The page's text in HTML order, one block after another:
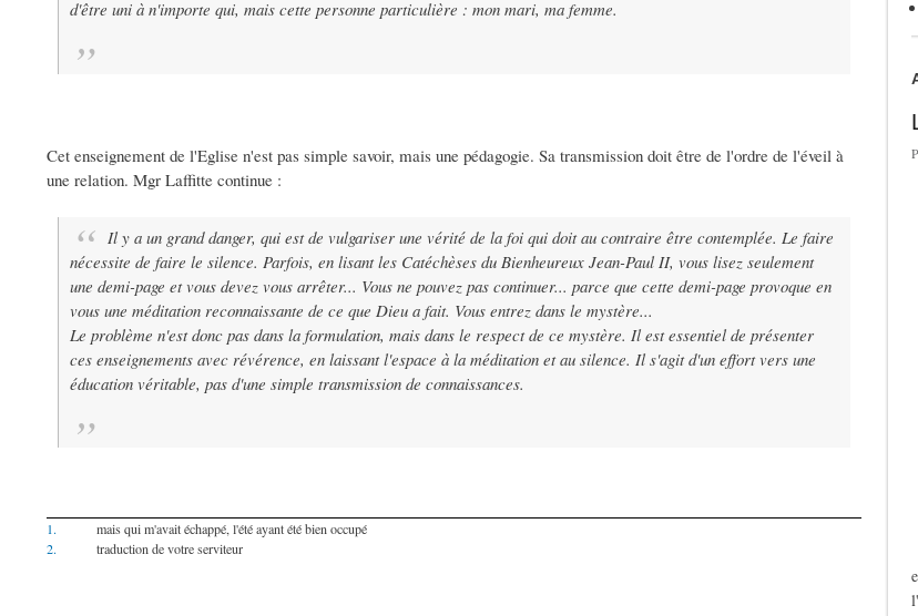
d'être uni à n'importe qui, mais cette personne particulière : mon mari, ma femme.
Cet enseignement de l'Eglise n'est pas simple savoir, mais une pédagogie. Sa transmission doit être de l'ordre de l'éveil à
une relation. Mgr Laffitte continue :
Il y a un grand danger, qui est de vulgariser une vérité de la foi qui doit au contraire être contemplée. Le faire
nécessite de faire le silence. Parfois, en lisant les Catéchèses du Bienheureux Jean-Paul II, vous lisez seulement
une demi-page et vous devez vous arrêter... Vous ne pouvez pas continuer... parce que cette demi-page provoque en
vous une méditation reconnaissante de ce que Dieu a fait. Vous entrez dans le mystère...
Le problème n'est donc pas dans la formulation, mais dans le respect de ce mystère. Il est essentiel de présenter
ces enseignements avec révérence, en laissant l'espace à la méditation et au silence. Il s'agit d'un effort vers une
éducation véritable, pas d'une simple transmission de connaissances.
1.
mais qui m'avait échappé, l'été ayant été bien occupé
2.
traduction de votre serviteur